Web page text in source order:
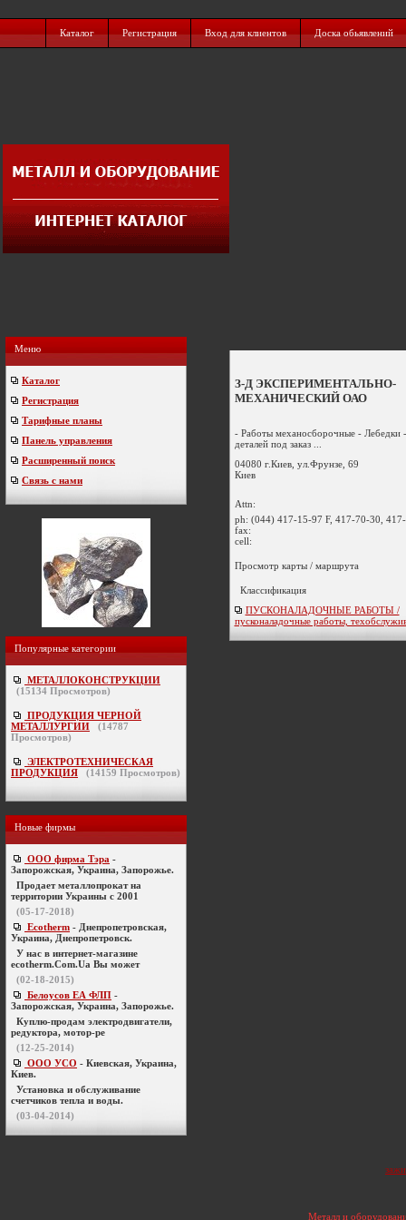
Каталог Регистрация Вход для клиентов Доска обьявлений
Меню
Каталог
Регистрация
Тарифные планы
Панель управления
Расширенный поиск
Связь с нами
Популярные категории
МЕТАЛЛОКОНСТРУКЦИИ
(15134 Просмотров)
ПРОДУКЦИЯ ЧЕРНОЙ
МЕТАЛЛУРГИИ
(14787
Просмотров)
ЭЛЕКТРОТЕХНИЧЕСКАЯ
ПРОДУКЦИЯ
(14159 Просмотров)
Новые фирмы
ООО фирма Тэра -
Запорожская, Украина, Запорожье.
Продает металлопрокат на
территории Украины с 2001
(05-17-2018)
Ecotherm - Днепропетровская,
Украина, Днепропетровск.
У нас в интернет-магазине
ecotherm.Com.Ua Вы может
(02-18-2015)
Белоусов ЕА ФЛП -
Запорожская, Украина, Запорожье.
Куплю-продам электродвигатели,
редуктора, мотор-ре
(12-25-2014)
ООО УСО - Киевская, Украина,
Киев.
Установка и обслуживание
счетчиков тепла и воды.
(03-04-2014)
З-Д ЭКСПЕРИМЕНТАЛЬНО-
МЕХАНИЧЕСКИЙ ОАО
- Работы механосборочные - Лебедки
деталей под заказ ...
04080 г.Киев, ул.Фрунзе, 69
Киев
Attn:
ph: (044) 417-15-97 F, 417-70-30,
fax:
cell:
Просмотр карты / маршрута
Классификация
ПУСКОНАЛАДОЧНЫЕ РАБОТЫ /
пусконаладочные работы,
Металл и